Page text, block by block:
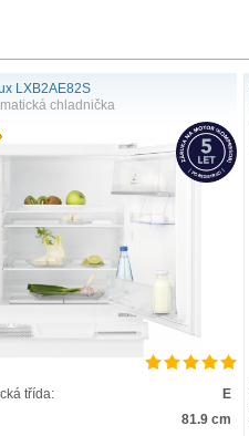
LXB2AE82S
chladnička
třída:
E
81.9 cm